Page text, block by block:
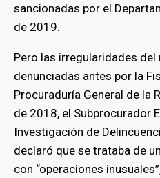
sancionadas por el
de 2019.
Pero las irregularidades
denunciadas antes por la
Procuraduría General de la
de 2018, el Subprocurador
Investigación de
declaró que se trataba de
con “operaciones